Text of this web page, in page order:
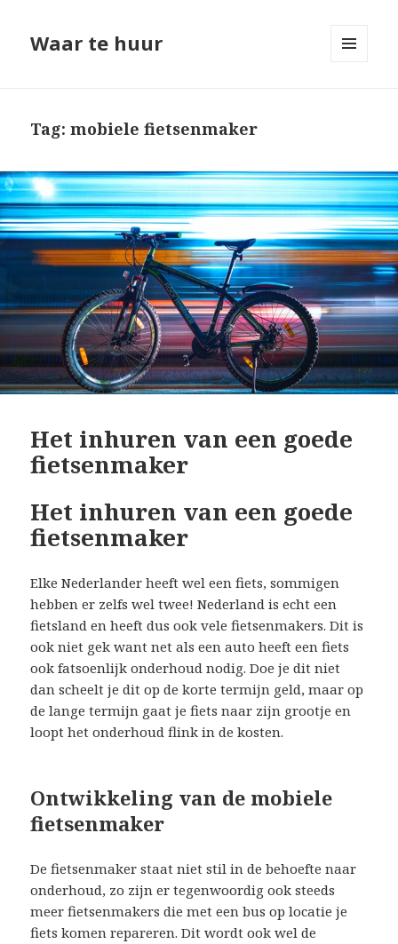
Waar te huur
Tag: mobiele fietsenmaker
Het inhuren van een goede
fietsenmaker
Het inhuren van een goede
fietsenmaker
Elke Nederlander heeft wel een fiets, sommigen
hebben er zelfs wel twee! Nederland is echt een
fietsland en heeft dus ook vele fietsenmakers. Dit is
ook niet gek want net als een auto heeft een fiets
ook fatsoenlijk onderhoud nodig. Doe je dit niet
dan scheelt je dit op de korte termijn geld, maar op
de lange termijn gaat je fiets naar zijn grootje en
loopt het onderhoud flink in de kosten.
Ontwikkeling van de mobiele
fietsenmaker
De fietsenmaker staat niet stil in de behoefte naar
onderhoud, zo zijn er tegenwoordig ook steeds
meer fietsenmakers die met een bus op locatie je
fiets komen repareren. Dit wordt ook wel de